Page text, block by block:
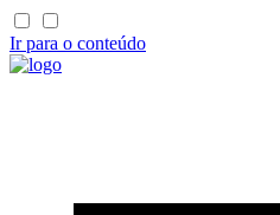
Ir para o conteúdo